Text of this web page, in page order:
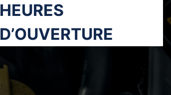
HEURES
D’OUVERTURE